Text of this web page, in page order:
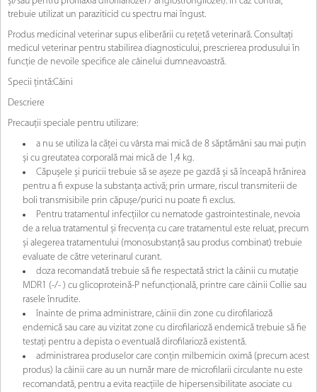
trebuie utilizat un paraziticid cu spectru mai îngust.
Produs medicinal veterinar supus eliberării cu rețetă veterinară. Consultaţi
medicul veterinar pentru stabilirea diagnosticului, prescrierea produsului în
funcţie de nevoile specifice ale câinelui dumneavoastră.
Specii țintă:Câini
Descriere
Precauții speciale pentru utilizare:
a nu se utiliza la căței cu vârsta mai mică de 8 săptămâni sau mai puțin
și cu greutatea corporală mai mică de 1,4 kg.
Căpușele și puricii trebuie să se așeze pe gazdă și să înceapă hrănirea
pentru a fi expuse la substanța activă; prin urmare, riscul transmiterii de
boli transmisibile prin căpușe/purici nu poate fi exclus.
Pentru tratamentul infecțiilor cu nematode gastrointestinale, nevoia
de a relua tratamentul și frecvența cu care tratamentul este reluat, precum
și alegerea tratamentului (monosubstanță sau produs combinat) trebuie
evaluate de către veterinarul curant.
doza recomandată trebuie să fie respectată strict la câinii cu mutație
MDR1 (-/- ) cu glicoproteină-P nefuncțională, printre care câinii Collie sau
rasele înrudite.
înainte de prima administrare, câinii din zone cu dirofilarioză
endemică sau care au vizitat zone cu dirofilarioză endemică trebuie să fie
testați pentru a depista o eventuală dirofilarioză existentă.
administrarea produselor care conțin milbemicin oximă (precum acest
produs) la câinii care au un număr mare de microfilarii circulante nu este
recomandată, pentru a evita reacțiile de hipersensibilitate asociate cu